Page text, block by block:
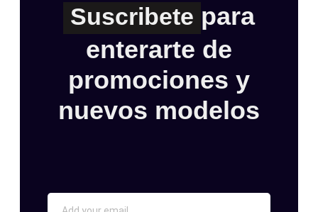
Suscribete para
enterarte de
promociones y
nuevos modelos